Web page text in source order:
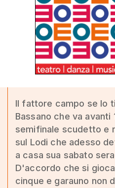
Il fattore campo se lo
Bassano che va avanti
semifinale scudetto e
sul Lodi che adesso
a casa sua sabato
D'accordo che si
cinque e garauno non